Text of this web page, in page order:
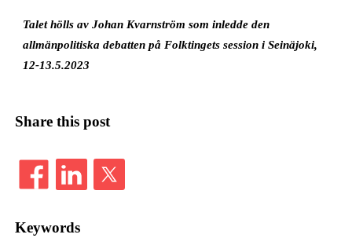
Talet hölls av Johan Kvarnström som inledde den
allmänpolitiska debatten på Folktingets session i Seinäjoki,
12-13.5.2023
Share this post
Keywords